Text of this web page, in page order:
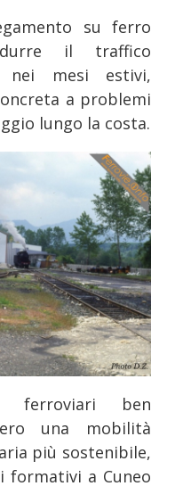
su ferro
il traffico
nei mesi estivi,
a problemi
lungo la costa.
ferroviari ben
una mobilità
più sostenibile,
formativi a Cuneo